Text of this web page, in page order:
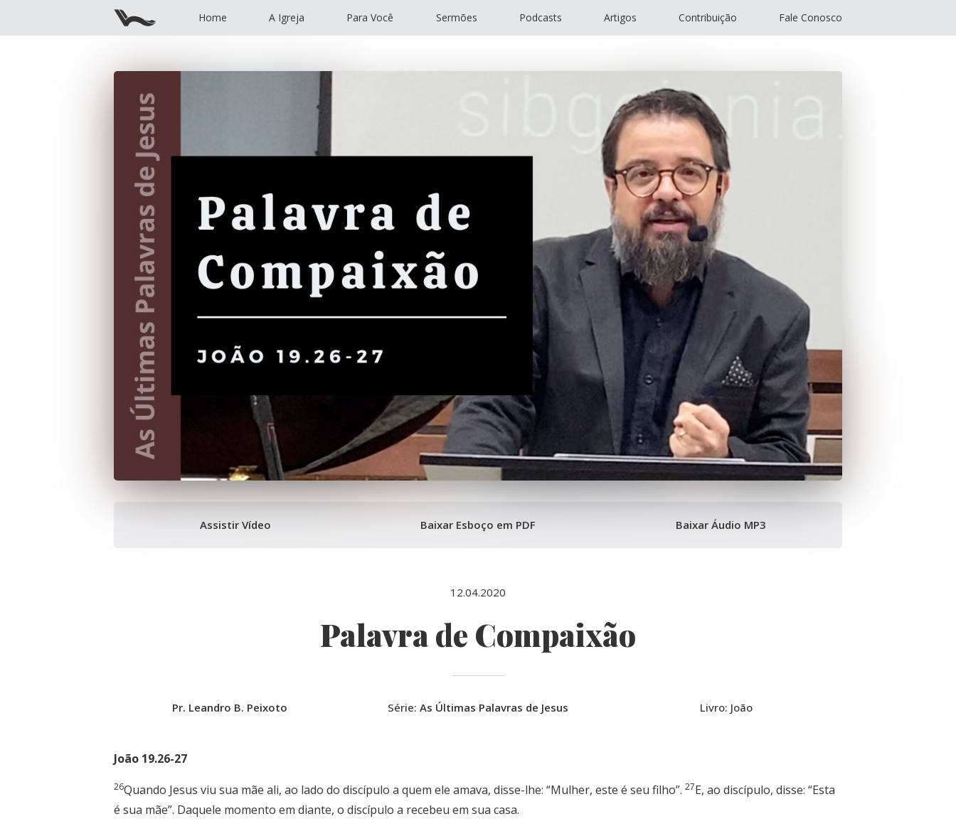
Home A Igreja Para Você Sermões Podcasts Artigos Contribuição Fale Conosco
Assistir Vídeo Baixar Esboço em PDF Baixar Áudio MP3
12.04.2020
Palavra de Compaixão
Pr. Leandro B. Peixoto Série: As Últimas Palavras de Jesus Livro: João
João 19.26-27
26Quando Jesus viu sua mãe ali, ao lado do discípulo a quem ele amava, disse-lhe: “Mulher, este é seu filho”. 27E, ao discípulo, disse: “Esta
é sua mãe”. Daquele momento em diante, o discípulo a recebeu em sua casa.